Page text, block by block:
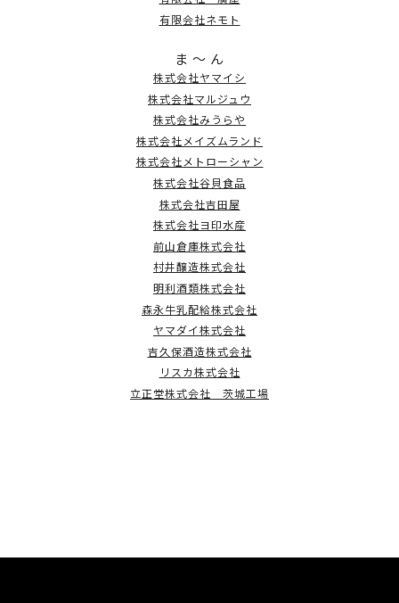
有限会社ネモト
ま ～ ん
株式会社ヤマイシ
株式会社マルジュウ
株式会社みうらや
株式会社メイズムランド
株式会社メトローシャン
株式会社谷貝食品
株式会社吉田屋
株式会社ヨ印水産
前山倉庫株式会社
村井醸造株式会社
明利酒類株式会社
森永牛乳配給株式会社
ヤマダイ株式会社
吉久保酒造株式会社
リスカ株式会社
立正堂株式会社 茨城工場